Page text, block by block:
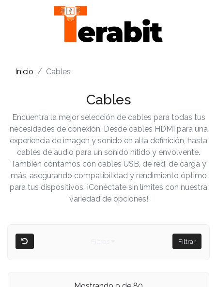
Inicio Cables
Cables
Encuentra la mejor selección de cables para todas tus
necesidades de conexión. Desde cables HDMI para una
experiencia de imagen y sonido en alta definición, hasta
cables de audio para un sonido nítido y envolvente.
También contamos con cables USB, de red, de carga y
más, asegurando compatibilidad y rendimiento óptimo
para tus dispositivos. ¡Conéctate sin límites con nuestra
variedad de opciones!
Filtrar